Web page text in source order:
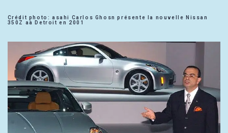
Crédit photo: asahi Carlos Ghosn présente la nouvelle Nissan
350Z aà Detroit en 2001